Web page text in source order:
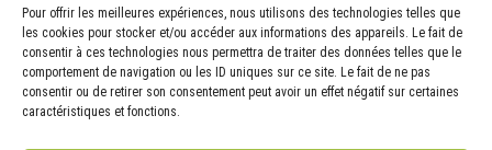
Pour offrir les meilleures expériences, nous utilisons des technologies telles que
les cookies pour stocker et/ou accéder aux informations des appareils. Le fait de
consentir à ces technologies nous permettra de traiter des données telles que le
comportement de navigation ou les ID uniques sur ce site. Le fait de ne pas
consentir ou de retirer son consentement peut avoir un effet négatif sur certaines
caractéristiques et fonctions.